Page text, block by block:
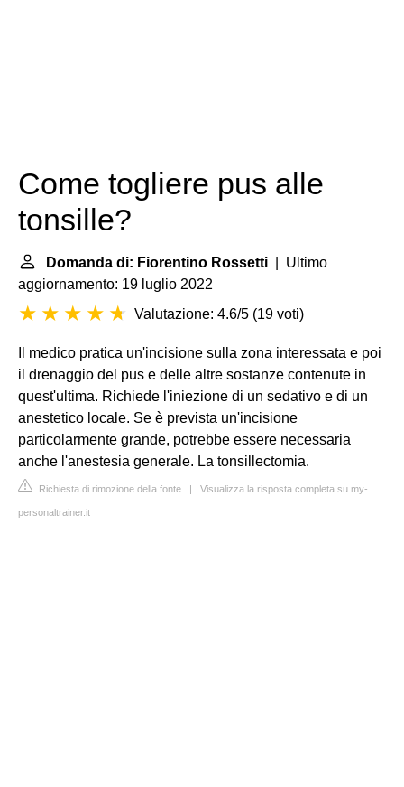
Come togliere pus alle
tonsille?
Domanda di: Fiorentino Rossetti | Ultimo
aggiornamento: 19 luglio 2022
Valutazione: 4.6/5 (19 voti)
Il medico pratica un'incisione sulla zona interessata e poi
il drenaggio del pus e delle altre sostanze contenute in
quest'ultima. Richiede l'iniezione di un sedativo e di un
anestetico locale. Se è prevista un'incisione
particolarmente grande, potrebbe essere necessaria
anche l'anestesia generale. La tonsillectomia.
Richiesta di rimozione della fonte | Visualizza la risposta completa su my-
personaltrainer.it